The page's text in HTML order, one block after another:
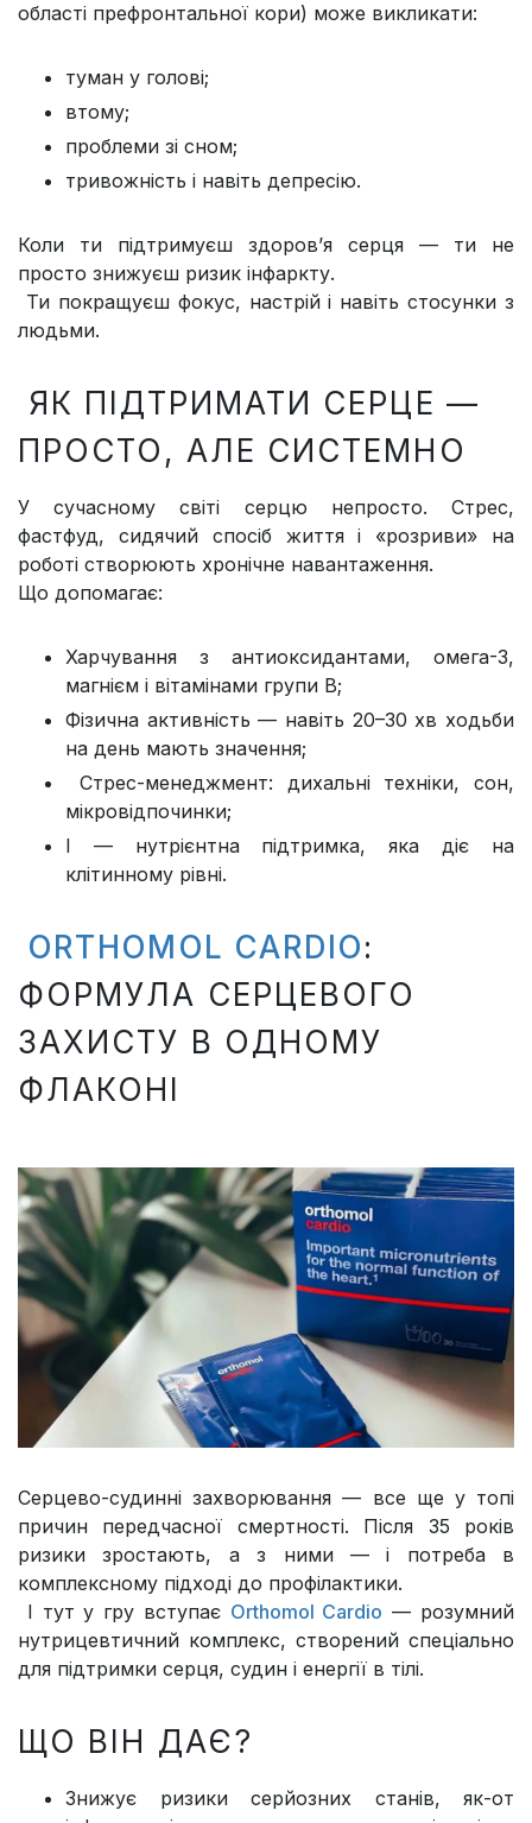
області префронтальної кори) може викликати:
туман у голові;
втому;
проблеми зі сном;
тривожність і навіть депресію.
Коли ти підтримуєш здоров’я серця — ти не
просто знижуєш ризик інфаркту.
Ти покращуєш фокус, настрій і навіть стосунки з
людьми.
ЯК ПІДТРИМАТИ СЕРЦЕ —
ПРОСТО, АЛЕ СИСТЕМНО
У сучасному світі серцю непросто. Стрес,
фастфуд, сидячий спосіб життя і «розриви» на
роботі створюють хронічне навантаження.
Що допомагає:
Харчування з антиоксидантами, омега-3,
магнієм і вітамінами групи В;
Фізична активність — навіть 20–30 хв ходьби
на день мають значення;
️ Стрес-менеджмент: дихальні техніки, сон,
мікровідпочинки;
І — нутрієнтна підтримка, яка діє на
клітинному рівні.
ORTHOMOL CARDIO:
ФОРМУЛА СЕРЦЕВОГО
ЗАХИСТУ В ОДНОМУ
ФЛАКОНІ
Серцево-судинні захворювання — все ще у топі
причин передчасної смертності. Після 35 років
ризики зростають, а з ними — і потреба в
комплексному підході до профілактики.
І тут у гру вступає Orthomol Cardio — розумний
нутрицевтичний комплекс, створений спеціально
для підтримки серця, судин і енергії в тілі.
ЩО ВІН ДАЄ?
Знижує ризики серйозних станів, як-от